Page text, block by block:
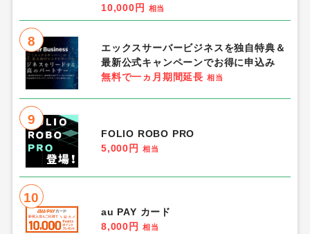
10,000円
相当
8
エックスサーバービジネスを独自特典＆
最新公式キャンペーンでお得に申込み
無料で一ヵ月期間延長 相当
9
FOLIO ROBO PRO
5,000円
相当
10
au PAY カード
8,000円
相当